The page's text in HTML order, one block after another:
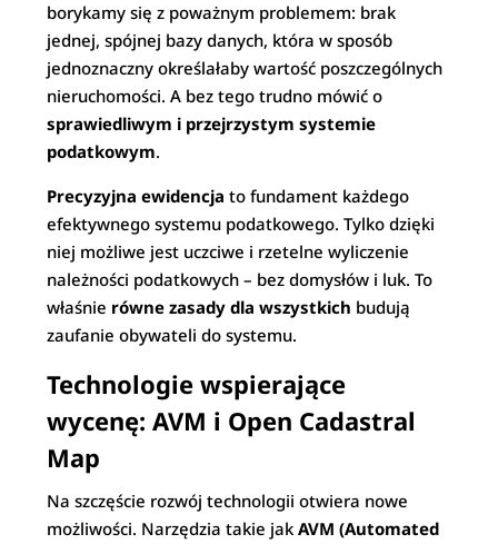
borykamy się z poważnym problemem: brak
jednej, spójnej bazy danych, która w sposób
jednoznaczny określałaby wartość poszczególnych
nieruchomości. A bez tego trudno mówić o
sprawiedliwym i przejrzystym systemie
podatkowym.
Precyzyjna ewidencja to fundament każdego
efektywnego systemu podatkowego. Tylko dzięki
niej możliwe jest uczciwe i rzetelne wyliczenie
należności podatkowych – bez domysłów i luk. To
właśnie równe zasady dla wszystkich budują
zaufanie obywateli do systemu.
Technologie wspierające
wycenę: AVM i Open Cadastral
Map
Na szczęście rozwój technologii otwiera nowe
możliwości. Narzędzia takie jakAVM (Automated